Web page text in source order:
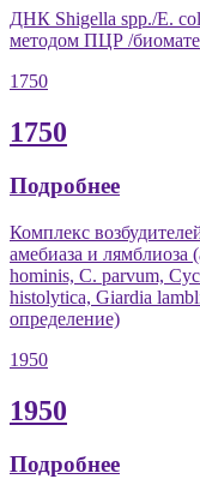
ДНК Shigella spp./E.
методом ПЦР /
1750
1750
Подробнее
Комплекс
амебиаза и
hominis, C. рarvum,
histolytica, Giardia
определение)
1950
1950
Подробнее